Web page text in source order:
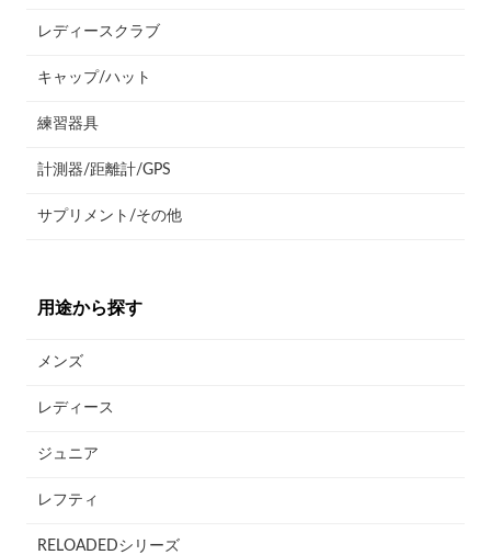
レディースクラブ
キャップ/ハット
練習器具
計測器/距離計/GPS
サプリメント/その他
用途から探す
メンズ
レディース
ジュニア
レフティ
RELOADEDシリーズ